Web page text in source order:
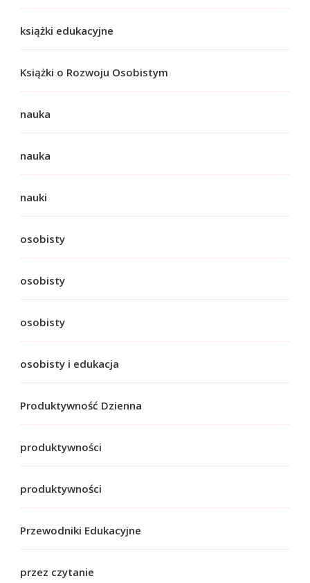
książki edukacyjne
Książki o Rozwoju Osobistym
nauka
nauka
nauki
osobisty
osobisty
osobisty
osobisty i edukacja
Produktywność Dzienna
produktywności
produktywności
Przewodniki Edukacyjne
przez czytanie